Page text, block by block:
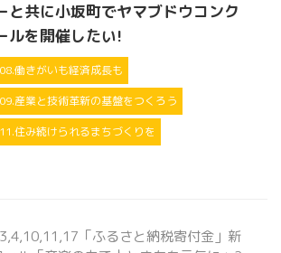
と共に小坂町でヤマブドウコンク
ルを開催したい!
08.働きがいも経済成長も
09.産業と技術革新の基盤をつくろう
11.住み続けられるまちづくりを
「ふるさと納税寄付金」新